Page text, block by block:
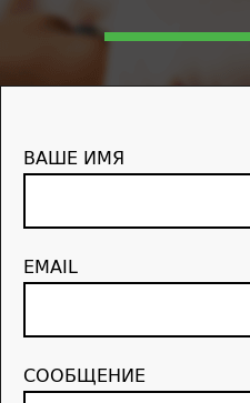
ВАШЕ ИМЯ
EMAIL
СООБЩЕНИЕ